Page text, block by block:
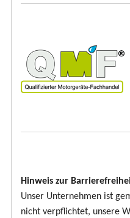
Hinweis zur
Unser Unternehmen ist
nicht verpflichtet, unsere